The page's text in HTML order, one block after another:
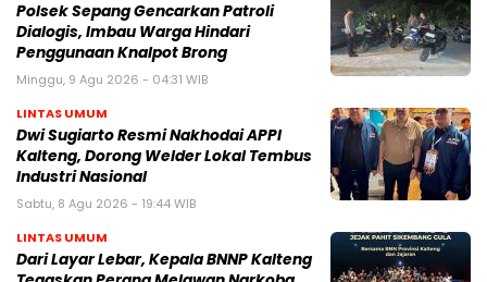
Polsek Sepang Gencarkan Patroli
Dialogis, Imbau Warga Hindari
Penggunaan Knalpot Brong
Minggu, 9 Agu 2026 - 04:31 WIB
LINTAS UMUM
Dwi Sugiarto Resmi Nakhodai APPI
Kalteng, Dorong Welder Lokal Tembus
Industri Nasional
Sabtu, 8 Agu 2026 - 19:44 WIB
LINTAS UMUM
Dari Layar Lebar, Kepala BNNP Kalteng